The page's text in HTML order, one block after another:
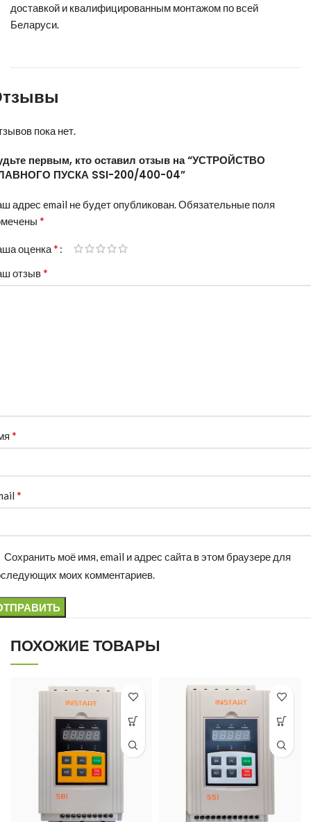
доставкой и квалифицированным монтажом по всей
Беларуси.
пока нет.
первым, кто оставил отзыв на “УСТРОЙСТВО
ПУСКА SSI-200/400-04”
адрес email не будет опубликован.Обязательные поля
*
оценка*
отзыв*
*
*
Сохранить моё имя, email и адрес сайта в этом браузере для
моих комментариев.
ПОХОЖИЕ ТОВАРЫ